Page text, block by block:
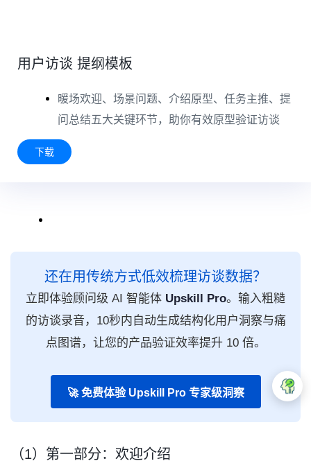
用户访谈 提纲模板
暖场欢迎、场景问题、介绍原型、任务主推、提
问总结五大关键环节，助你有效原型验证访谈
下载
还在用传统方式低效梳理访谈数据？
立即体验顾问级 AI 智能体 Upskill Pro。输入粗糙
的访谈录音，10秒内自动生成结构化用户洞察与痛
点图谱，让您的产品验证效率提升 10 倍。
🚀 免费体验 Upskill Pro 专家级洞察
（1）第一部分：欢迎介绍